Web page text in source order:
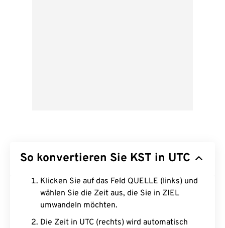
So konvertieren Sie KST in UTC
Klicken Sie auf das Feld QUELLE (links) und
wählen Sie die Zeit aus, die Sie in ZIEL
umwandeln möchten.
Die Zeit in UTC (rechts) wird automatisch